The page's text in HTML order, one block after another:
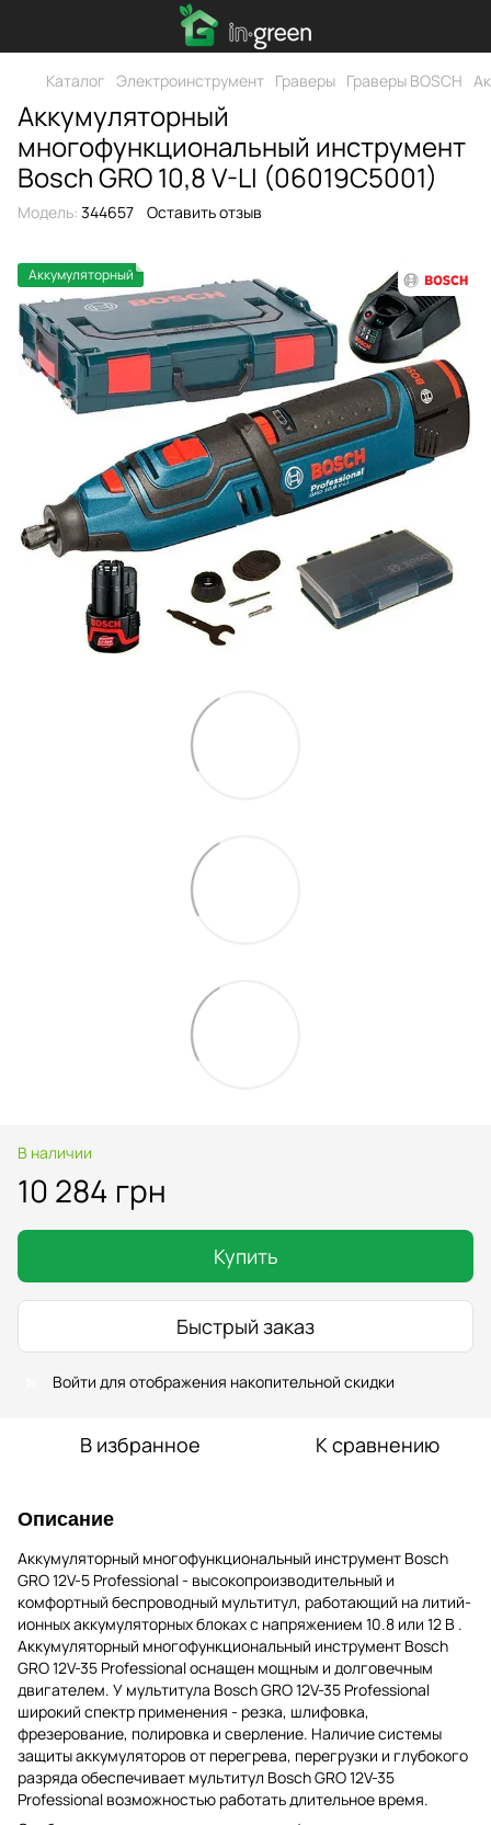
Каталог Электроинструмент Граверы Граверы BOSCH
Аккумуляторный
многофункциональный инструмент
Bosch GRO 10,8 V-LI (06019C5001)
Модель: 344657 Оставить отзыв
Аккумуляторный
В наличии
10 284 грн
Купить
Быстрый заказ
Войти для отображения накопительной скидки
В избранное К сравнению
Описание
Аккумуляторный многофункциональный инструмент Bosch
GRO 12V-5 Professional - высокопроизводительный и
комфортный беспроводный мультитул, работающий на литий-
ионных аккумуляторных блоках с напряжением 10.8 или 12 В .
Аккумуляторный многофункциональный инструмент Bosch
GRO 12V-35 Professional оснащен мощным и долговечным
двигателем. У мультитула Bosch GRO 12V-35 Professional
широкий спектр применения - резка, шлифовка,
фрезерование, полировка и сверление. Наличие системы
защиты аккумуляторов от перегрева, перегрузки и глубокого
разряда обеспечивает мультитул Bosch GRO 12V-35
Professional возможностью работать длительное время.